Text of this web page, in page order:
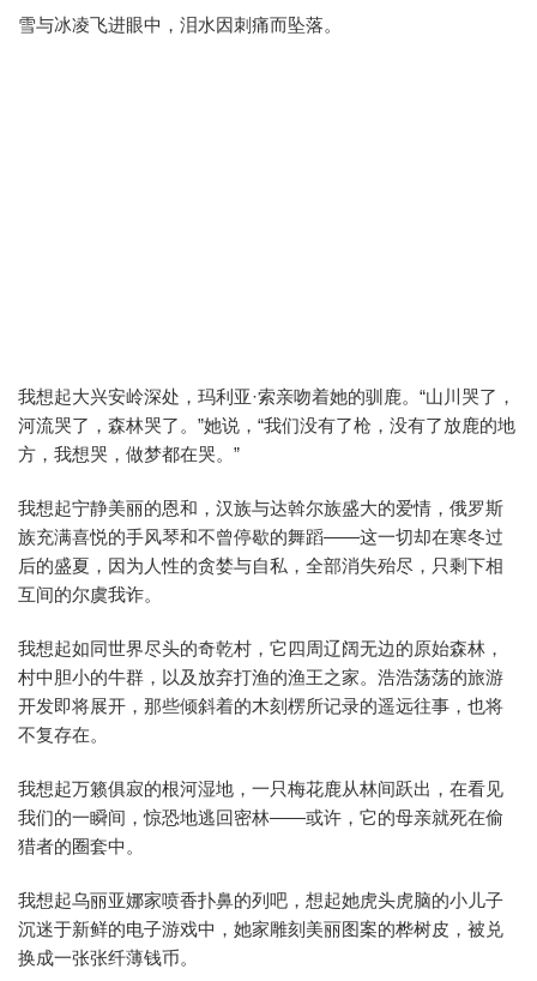
雪与冰凌飞进眼中，泪水因刺痛而坠落。
我想起大兴安岭深处，玛利亚·索亲吻着她的驯鹿。“山川哭了，
河流哭了，森林哭了。”她说，“我们没有了枪，没有了放鹿的地
方，我想哭，做梦都在哭。”
我想起宁静美丽的恩和，汉族与达斡尔族盛大的爱情，俄罗斯
族充满喜悦的手风琴和不曾停歇的舞蹈——这一切却在寒冬过
后的盛夏，因为人性的贪婪与自私，全部消失殆尽，只剩下相
互间的尔虞我诈。
我想起如同世界尽头的奇乾村，它四周辽阔无边的原始森林，
村中胆小的牛群，以及放弃打渔的渔王之家。浩浩荡荡的旅游
开发即将展开，那些倾斜着的木刻楞所记录的遥远往事，也将
不复存在。
我想起万籁俱寂的根河湿地，一只梅花鹿从林间跃出，在看见
我们的一瞬间，惊恐地逃回密林——或许，它的母亲就死在偷
猎者的圈套中。
我想起乌丽亚娜家喷香扑鼻的列吧，想起她虎头虎脑的小儿子
沉迷于新鲜的电子游戏中，她家雕刻美丽图案的桦树皮，被兑
换成一张张纤薄钱币。